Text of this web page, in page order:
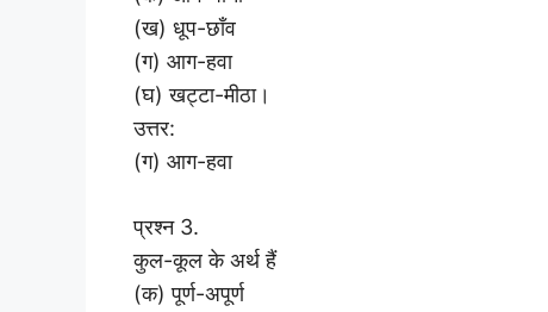
(ख) धूप-छाँव
(ग) आग-हवा
(घ) खट्टा-मीठा।
उत्तर:
(ग) आग-हवा
प्रश्न 3.
कुल-कूल के अर्थ हैं
(क) पूर्ण-अपूर्ण